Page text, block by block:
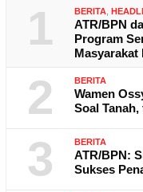
1 BERITA
ATR/BPN
Program
Masyarakat
2 BERITA
Wamen
Soal
3 BERITA
ATR/BPN:
Sukses